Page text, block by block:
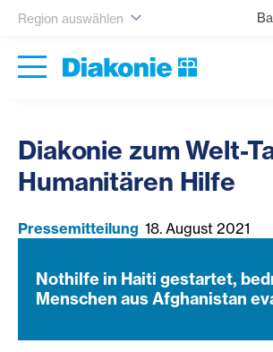
Region auswählen
Diakonie zum Welt-
Humanitären Hilfe
Pressemitteilung 18. August 2021
Nothilfe in Haiti gestartet,
Menschen aus Afghanistan